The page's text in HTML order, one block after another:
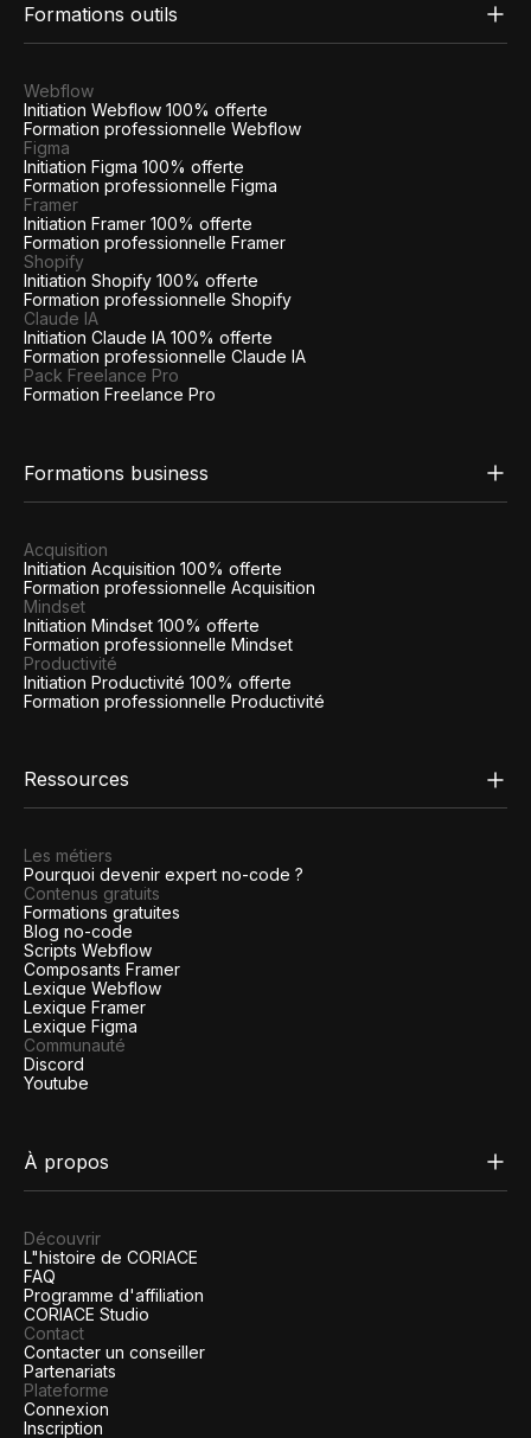
Formations outils
Webflow
Initiation Webflow 100% offerte
Formation professionnelle Webflow
Figma
Initiation Figma 100% offerte
Formation professionnelle Figma
Framer
Initiation Framer 100% offerte
Formation professionnelle Framer
Shopify
Initiation Shopify 100% offerte
Formation professionnelle Shopify
Claude IA
Initiation Claude IA 100% offerte
Formation professionnelle Claude IA
Pack Freelance Pro
Formation Freelance Pro
Formations business
Acquisition
Initiation Acquisition 100% offerte
Formation professionnelle Acquisition
Mindset
Initiation Mindset 100% offerte
Formation professionnelle Mindset
Productivité
Initiation Productivité 100% offerte
Formation professionnelle Productivité
Ressources
Les métiers
Pourquoi devenir expert no-code ?
Contenus gratuits
Formations gratuites
Blog no-code
Scripts Webflow
Composants Framer
Lexique Webflow
Lexique Framer
Lexique Figma
Communauté
Discord
Youtube
À propos
Découvrir
L"histoire de CORIACE
FAQ
Programme d'affiliation
CORIACE Studio
Contact
Contacter un conseiller
Partenariats
Plateforme
Connexion
Inscription